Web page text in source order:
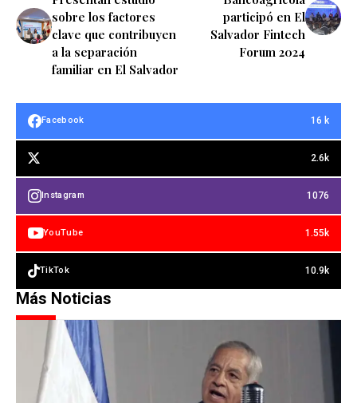
sobre los factores
clave que contribuyen
a la separación
familiar en El Salvador
participó en El
Salvador Fintech
Forum 2024
Facebook 16 k
2.6k
Instagram 1076
YouTube 1.55k
TikTok 10.9k
Más Noticias